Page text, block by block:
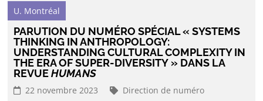
U. Montréal
PARUTION DU NUMÉRO SPÉCIAL « SYSTEMS
THINKING IN ANTHROPOLOGY:
UNDERSTANDING CULTURAL COMPLEXITY IN
THE ERA OF SUPER-DIVERSITY » DANS LA
REVUEHUMANS
22 novembre 2023
Direction de numéro